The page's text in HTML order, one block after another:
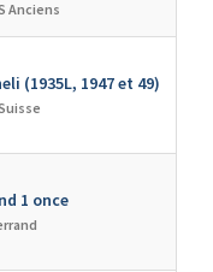
Anciens
(1935L, 1947 et 49)
1 once